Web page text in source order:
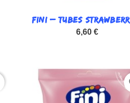
Vista rápida
FINI – TUBES
6,60 €